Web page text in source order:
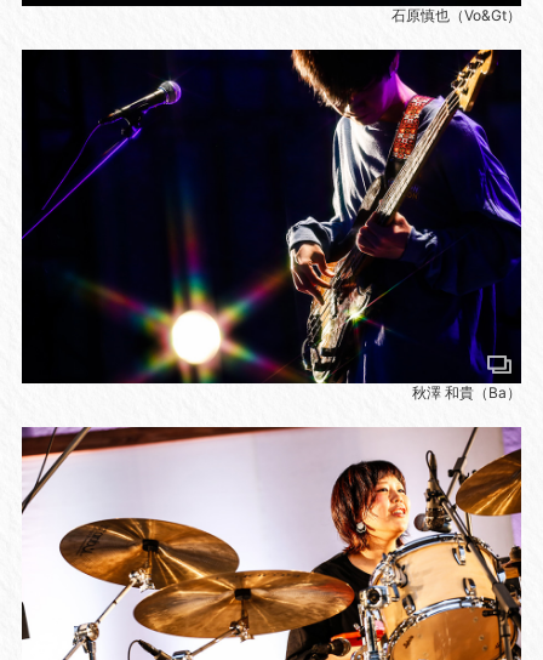
石原慎也（Vo&Gt）
秋澤 和貴（Ba）